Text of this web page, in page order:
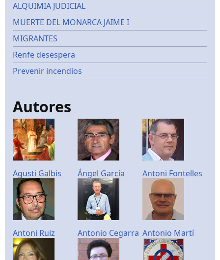
ALQUIMIA JUDICIAL
MUERTE DEL MONARCA JAIME I
MIGRANTES
Renfe desespera
Prevenir incendios
Autores
Agusti Galbis Ángel García Antoni Fontelles
Antoni Ruiz Antonio Cegarra Antonio Martí